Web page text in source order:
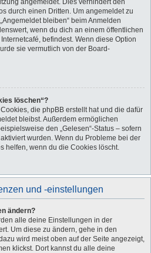
angemeldet. Dies verhindert den
durch einen Dritten. Um angemeldet zu
bleiben“ beim Anmelden
wenn du dich an einem öffentlichen
befindest. Wenn diese Option
sie vermutlich von der Board-
löschen“?
die phpBB erstellt hat und die dafür
bleibst. Außerdem ermöglichen
den „Gelesen“-Status – sofern
wurden. Wenn du Probleme bei der
helfen, wenn du die Cookies löscht.
und -einstellungen
ändern?
alle deine Einstellungen in der
Um diese zu ändern, gehe in den
wird meist oben auf der Seite angezeigt,
klickst. Dort kannst du alle deine